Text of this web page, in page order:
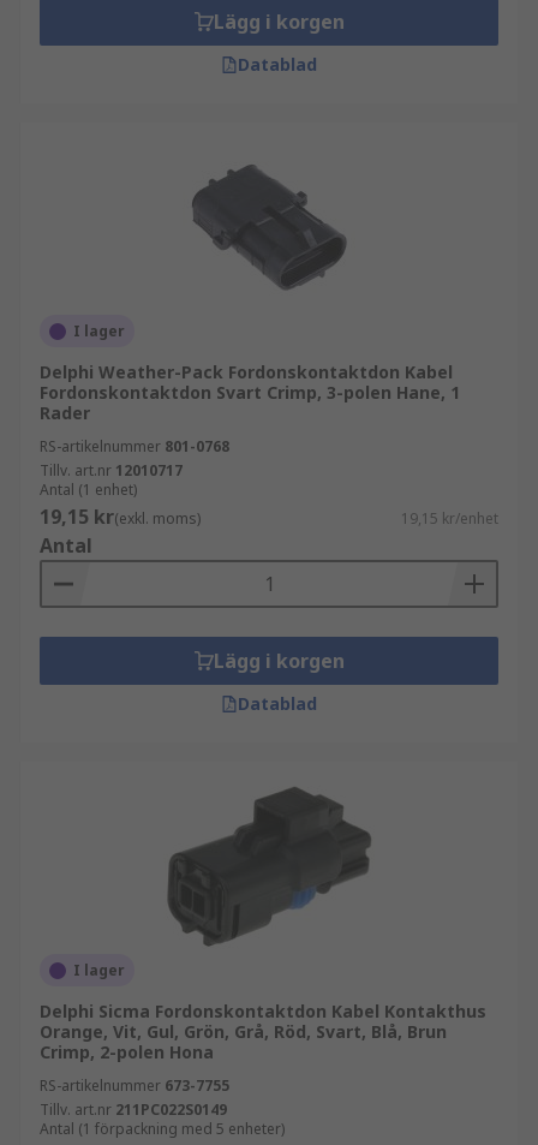
Lägg i korgen
Datablad
I lager
Delphi Weather-Pack Fordonskontaktdon Kabel
Fordonskontaktdon Svart Crimp, 3-polen Hane, 1
Rader
RS-artikelnummer 801-0768
Tillv. art.nr 12010717
Antal (1 enhet)
19,15 kr(exkl. moms) 19,15 kr/enhet
Antal
Lägg i korgen
Datablad
I lager
Delphi Sicma Fordonskontaktdon Kabel Kontakthus
Orange, Vit, Gul, Grön, Grå, Röd, Svart, Blå, Brun
Crimp, 2-polen Hona
RS-artikelnummer 673-7755
Tillv. art.nr 211PC022S0149
Antal (1 förpackning med 5 enheter)